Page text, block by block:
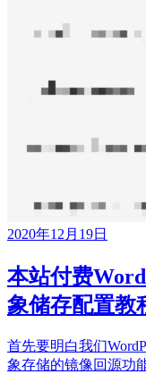
2020年12月19日
本站付费
象储存配置教
首先要明白我们
象存储的镜像回源功